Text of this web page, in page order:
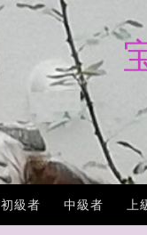
初級者 中級者 上